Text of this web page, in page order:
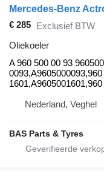
€ 285 Exclusief BTW
Oliekoeler
A 960 500 00 93
1601,A9605001601,960
Nederland, Veghel
BAS Parts & Tyres